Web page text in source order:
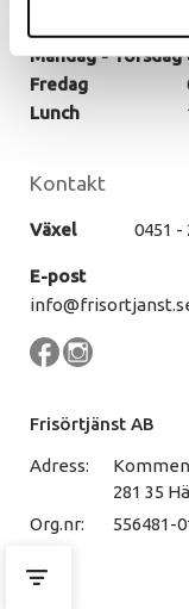
Måndag - Torsdag
Fredag
Lunch
Kontakt
Växel 0451 -
E-post
Frisörtjänst AB
Adress:
281 35
Org.nr:
556481-